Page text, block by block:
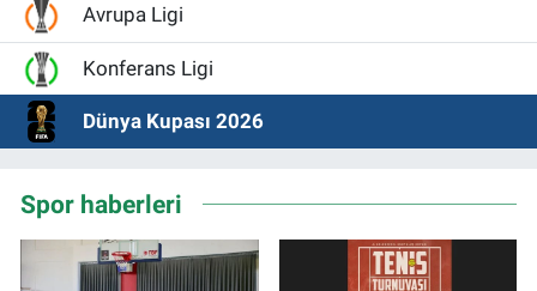
Avrupa Ligi
Konferans Ligi
Dünya Kupası 2026
Spor haberleri